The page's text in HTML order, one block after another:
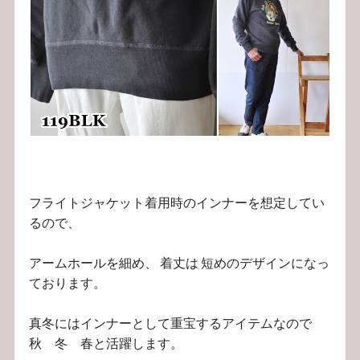
フライトジャケット着用時のインナーを想定してい
るので、
アームホールを細め、 着丈は 短めのデザインになっ
ております。
真冬にはインナーとして重宝するアイテムなので
秋 冬 春と活躍します。